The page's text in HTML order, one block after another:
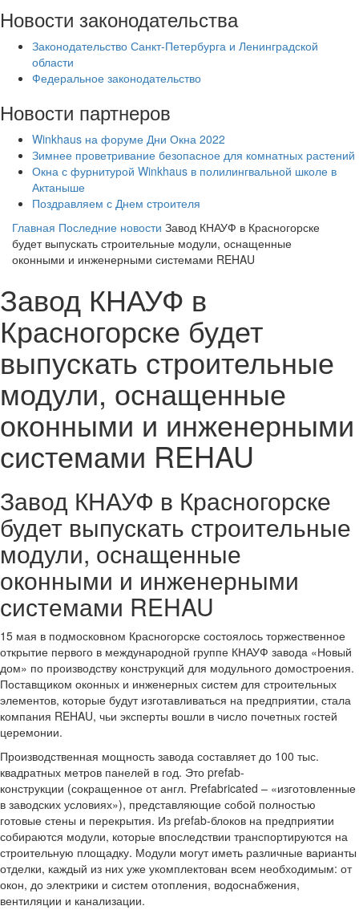
Новости законодательства
Законодательство Санкт-Петербурга и Ленинградской
области
Федеральное законодательство
Новости партнеров
Winkhaus на форуме Дни Окна 2022
Зимнее проветривание безопасное для комнатных растений
Окна с фурнитурой Winkhaus в полилингвальной школе в
Актаныше
Поздравляем с Днем строителя
Главная Последние новости Завод КНАУФ в Красногорске
будет выпускать строительные модули, оснащенные
оконными и инженерными системами REHAU
Завод КНАУФ в
Красногорске будет
выпускать строительные
модули, оснащенные
оконными и инженерными
системами REHAU
Завод КНАУФ в Красногорске
будет выпускать строительные
модули, оснащенные
оконными и инженерными
системами REHAU
15 мая в подмосковном Красногорске состоялось торжественное
открытие первого в международной группе КНАУФ завода «Новый
дом» по производству конструкций для модульного домостроения.
Поставщиком оконных и инженерных систем для строительных
элементов, которые будут изготавливаться на предприятии, стала
компания REHAU, чьи эксперты вошли в число почетных гостей
церемонии.
Производственная мощность завода составляет до 100 тыс.
квадратных метров панелей в год. Это prefab-
конструкции (сокращенное от англ. Prefabricated – «изготовленные
в заводских условиях»), представляющие собой полностью
готовые стены и перекрытия. Из prefab-блоков на предприятии
собираются модули, которые впоследствии транспортируются на
строительную площадку. Модули могут иметь различные варианты
отделки, каждый из них уже укомплектован всем необходимым: от
окон, до электрики и систем отопления, водоснабжения,
вентиляции и канализации.